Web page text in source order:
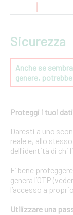
Sicurezza
Anche se
genere,
Proteggi i tuoi dati
Daresti a uno
reale e, allo
dell'identità di chi
E’ bene
genera l’OTP
l’accesso a
Utilizzare una